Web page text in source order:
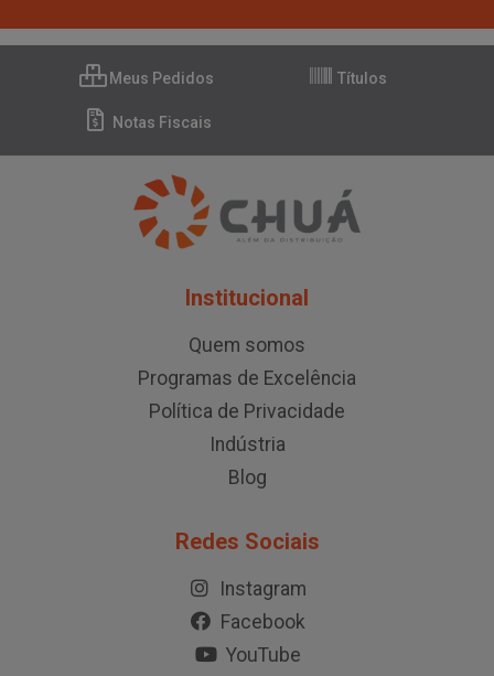
Meus Pedidos Títulos
Notas Fiscais
Institucional
Quem somos
Programas de Excelência
Política de Privacidade
Indústria
Blog
Redes Sociais
Instagram
Facebook
YouTube